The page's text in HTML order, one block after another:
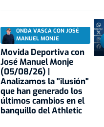
ONDA VASCA CON JOSÉ
MANUEL MONJE
Movida Deportiva con
José Manuel Monje
(05/08/26) |
Analizamos la "ilusión"
que han generado los
últimos cambios en el
banquillo del Athletic